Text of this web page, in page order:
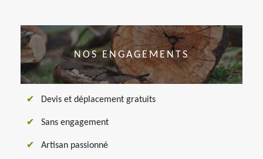
NOS ENGAGEMENTS
Devis et déplacement gratuits
Sans engagement
Artisan passionné